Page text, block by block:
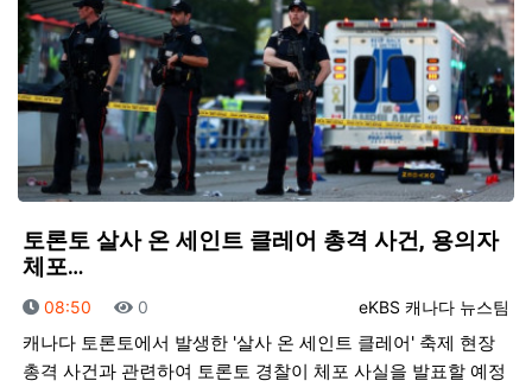
토론토 살사 온 세인트 클레어 총격 사건, 용의자
체포…
등록자
eKBS 캐나다 뉴스팀
등록일
08:50 조회
0
캐나다 토론토에서 발생한 '살사 온 세인트 클레어' 축제 현장
총격 사건과 관련하여 토론토 경찰이 체포 사실을 발표할 예정